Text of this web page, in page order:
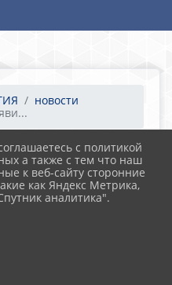
новости
28
активность в
эрудит»
с политикой
а также с тем что наш
к веб-сайту сторонние
как Яндекс Метрика,
аналитика".